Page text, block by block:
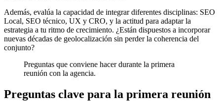
Además, evalúa la capacidad de integrar diferentes disciplinas: SEO
Local, SEO técnico, UX y CRO, y la actitud para adaptar la
estrategia a tu ritmo de crecimiento. ¿Están dispuestos a incorporar
nuevas décadas de geolocalización sin perder la coherencia del
conjunto?
Preguntas que conviene hacer durante la primera
reunión con la agencia.
Preguntas clave para la primera reunión